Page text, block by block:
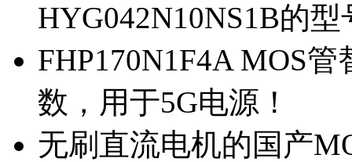
HYG042N10NS1B的
FHP170N1F4A MOS
数，用于5G电源！
无刷直流电机的国产